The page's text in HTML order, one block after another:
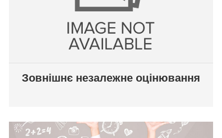
Зовнішнє незалежне оцінювання